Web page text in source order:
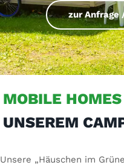
zur Anfrage
MOBILE HOMES
UNSEREM
Unsere „Häuschen im